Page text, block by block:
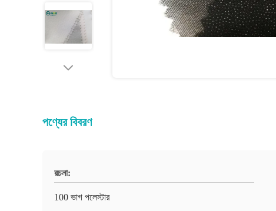
পণ্যের বিবরণ
রচনা:
100 ভাগ পলেস্টার